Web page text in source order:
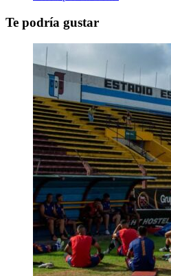
Te podría gustar